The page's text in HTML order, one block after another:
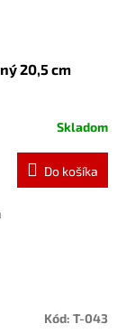
20,5 cm
Skladom
Do košíka
Kód: T-043